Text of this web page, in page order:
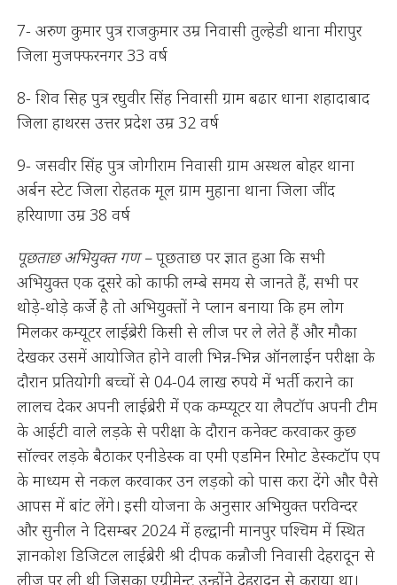
7- अरुण कुमार पुत्र राजकुमार उम्र निवासी तुल्हेडी थाना मीरापुर
जिला मुजफ्फरनगर 33 वर्ष
8- शिव सिह पुत्र रघुवीर सिंह निवासी ग्राम बढार धाना शहादाबाद
जिला हाथरस उत्तर प्रदेश उम्र 32 वर्ष
9- जसवीर सिंह पुत्र जोगीराम निवासी ग्राम अस्थल बोहर थाना
अर्बन स्टेट जिला रोहतक मूल ग्राम मुहाना थाना जिला जींद
हरियाणा उम्र 38 वर्ष
पूछताछ अभियुक्त गण –पूछताछ पर ज्ञात हुआ कि सभी
अभियुक्त एक दूसरे को काफी लम्बे समय से जानते हैं, सभी पर
थोड़े-थोड़े कर्जे है तो अभियुक्तों ने प्लान बनाया कि हम लोग
मिलकर कम्यूटर लाईब्रेरी किसी से लीज पर ले लेते हैं और मौका
देखकर उसमें आयोजित होने वाली भिन्न-भिन्न ऑनलाईन परीक्षा के
दौरान प्रतियोगी बच्चों से 04-04 लाख रुपये में भर्ती कराने का
लालच देकर अपनी लाईब्रेरी में एक कम्प्यूटर या लैपटॉप अपनी टीम
के आईटी वाले लड़के से परीक्षा के दौरान कनेक्ट करवाकर कुछ
सॉल्वर लड़के बैठाकर एनीडेस्क वा एमी एडमिन रिमोट डेस्कटॉप एप
के माध्यम से नकल करवाकर उन लड़को को पास करा देंगे और पैसे
आपस में बांट लेंगे। इसी योजना के अनुसार अभियुक्त परविन्दर
और सुनील ने दिसम्बर 2024 में हल्द्वानी मानपुर पश्चिम में स्थित
ज्ञानकोश डिजिटल लाईब्रेरी श्री दीपक कन्नौजी निवासी देहरादून से
लीज पर ली थी जिसका एग्रीमेन्ट उन्होंने देहरादून से कराया था।